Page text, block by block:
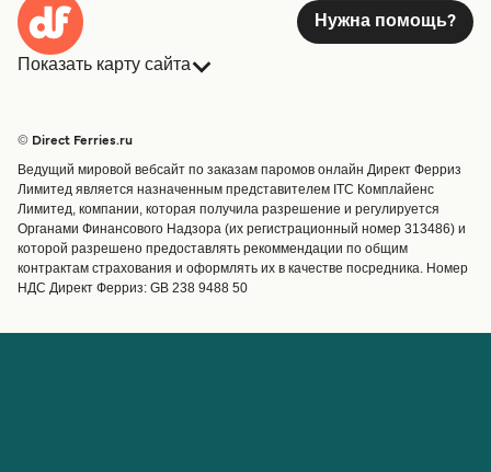
Нужна помощь?
Показать карту сайта
Страны
Обслуживание клиентов
Операторы
Маршруты и порты
Special Offers
Предлагает
Паромные билеты
Грузоперевозки
© Direct Ferries.ru
Ведущий мировой вебсайт по заказам паромов онлайн Директ Ферриз
Лимитед является назначенным представителем ITC Комплайенс
Лимитед, компании, которая получила разрешение и регулируется
Органами Финансового Надзора (их регистрационный номер 313486) и
которой разрешено предоставлять рекоммендации по общим
контрактам страхования и оформлять их в качестве посредника. Номер
НДС Директ Ферриз: GB 238 9488 50